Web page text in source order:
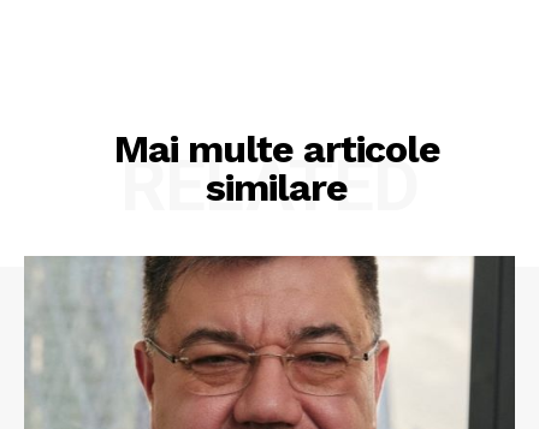
Mai multe articole
similare
RELATED